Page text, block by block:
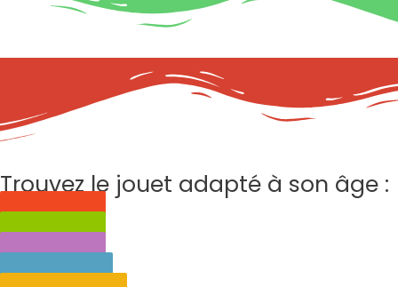
Trouvez le jouet adapté à son âge :